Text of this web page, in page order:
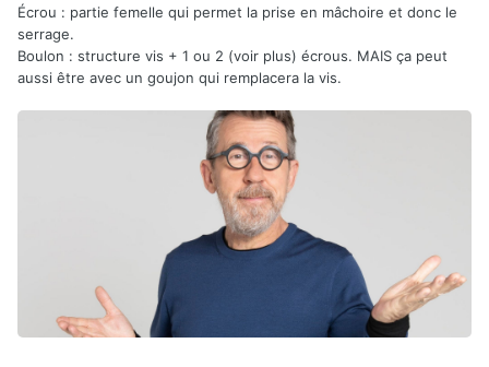
Écrou : partie femelle qui permet la prise en mâchoire et donc le
serrage.
Boulon : structure vis + 1 ou 2 (voir plus) écrous. MAIS ça peut
aussi être avec un goujon qui remplacera la vis.